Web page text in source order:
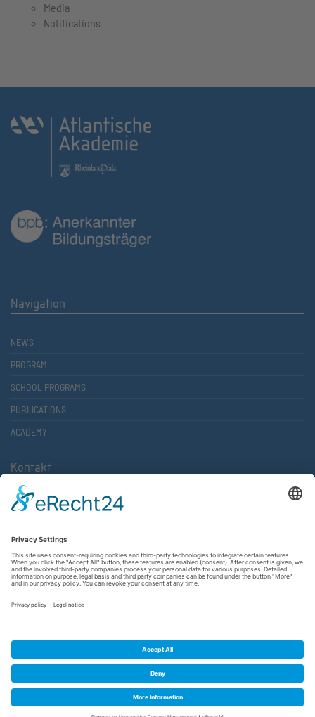
Media
Notifications
Navigation
NEWS
PROGRAM
SCHOOL PROGRAMS
PUBLICATIONS
ACADEMY
Kontakt
Atlantische Akademie Rheinland-Pfalz e.V.
67657 Kaiserslautern
FON 0631 36610-0
FAX 0631 36610-15
©2026 Atlantische Akademie Rheinland-Pfalz e. V. |
Terms and Conditions
Cookie settings